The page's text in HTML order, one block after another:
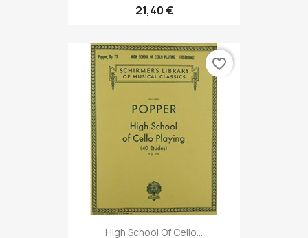
21,40 €
High School Of Cello...
favorite_border